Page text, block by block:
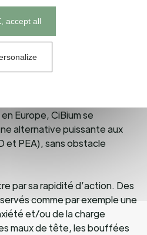
fait de CiBium une solution
de nombreux troubles du
stress/humeur &
prémenstruel, beauté
Europe, CiBium se
alternative puissante aux
et PEA), sans obstacle
par sa rapidité d’action. Des
comme par exemple une
et/ou de la charge
maux de tête, les bouffées
Cookies management panel
accept all